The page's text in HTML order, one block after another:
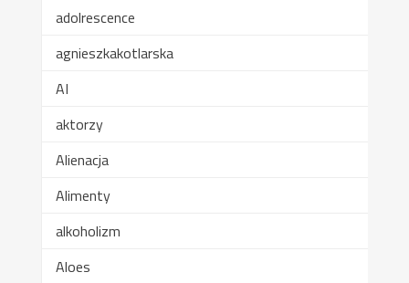
adolrescence
agnieszkakotlarska
AI
aktorzy
Alienacja
Alimenty
alkoholizm
Aloes